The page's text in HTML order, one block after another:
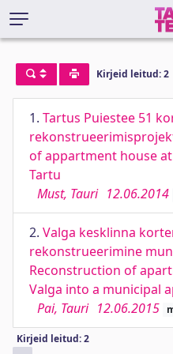
Kirjeid leitud: 2
1. Tartus Puiestee 51
of appartment house
Tartu
Must, Tauri 12.06.2014
2. Valga kesklinna
rekonstrueerimine
Reconstruction of
Valga into a municipal
Pai, Tauri 12.06.2015
Kirjeid leitud: 2